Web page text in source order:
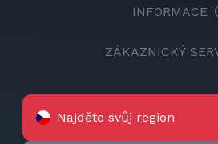
INFORMACE
ZÁKAZNICKÝ
Najděte svůj region